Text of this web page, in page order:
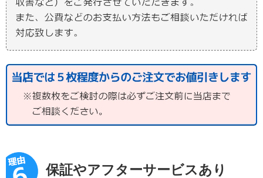
保証やアフターサービスあり